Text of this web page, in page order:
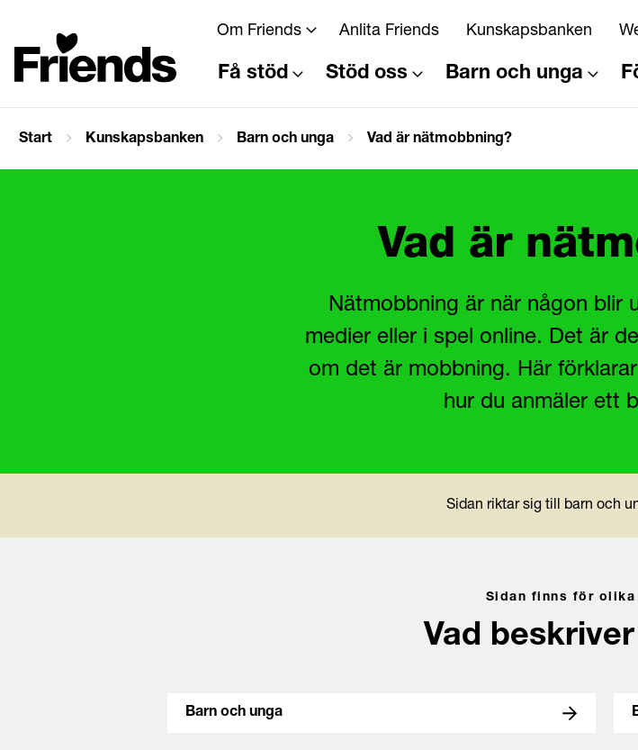
Om Friends Anlita Friends Kunskapsbanken
Få stöd Stöd oss Barn och unga
Start Kunskapsbanken Barn och unga Vad är nätmobbning?
Vad är
Nätmobbning är när någon blir
medier eller i spel online. Det är
om det är mobbning. Här
hur du anmäler ett
Sidan riktar sig till barn och
Sidan finns för olika
Vad
Barn och unga